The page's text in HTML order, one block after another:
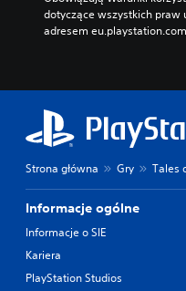
dotyczące wszystkich praw
adresem
Strona główna Gry Tales
Informacje ogólne
Informacje o SIE
Kariera
PlayStation Studios